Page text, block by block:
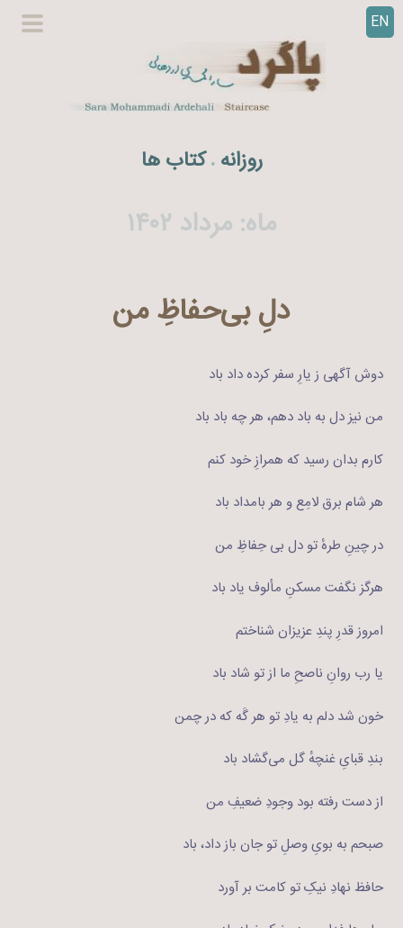
EN
روزانه . کتاب ها
ماه: مرداد ۱۴۰۲
دلِ بی‌حفاظِ من
دوش آگهی ز یارِ سفر کرده داد باد
من نیز دل به باد دهم، هر چه باد باد
کارم بدان رسید که همرازِ خود کنم
هر شام برق لامِع و هر بامداد باد
در چینِ طرهٔ تو دل بی حِفاظِ من
هرگز نگفت مسکنِ مألوف یاد باد
امروز قدرِ پندِ عزیزان شناختم
یا رب روانِ ناصحِ ما از تو شاد باد
خون شد دلم به یادِ تو هر گَه که در چمن
بندِ قبایِ غنچهٔ گل می‌گشاد باد
از دست رفته بود وجودِ ضعیفِ من
صبحم به بویِ وصلِ تو جان باز داد، باد
حافظ نهادِ نیکِ تو کامت بر آورد